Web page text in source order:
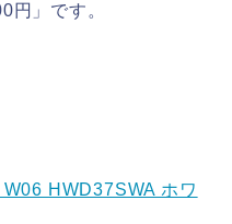
」です。
HWD37SWA ホワ